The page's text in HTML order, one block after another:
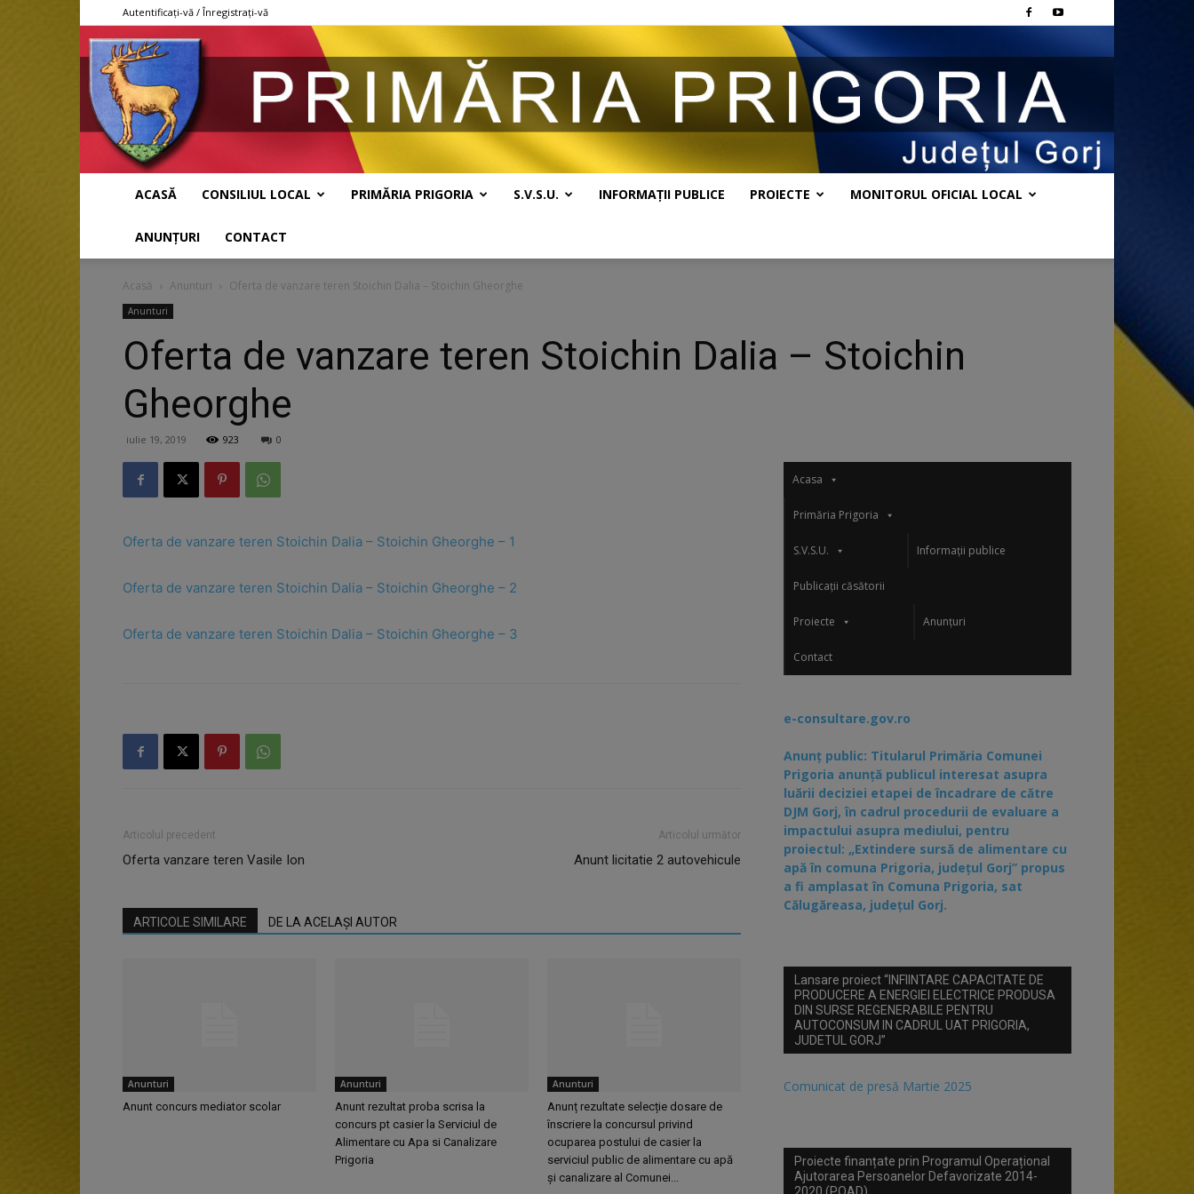
Autentificați-vă / Înregistrați-vă
Prigoria
ACASĂ CONSILIUL LOCAL PRIMĂRIA PRIGORIA S.V.S.U. INFORMAȚII PUBLICE PROIECTE MONITORUL OFICIAL LOCAL
ANUNȚURI CONTACT
Acasă Anunturi Oferta de vanzare teren Stoichin Dalia – Stoichin Gheorghe
Anunturi
Oferta de vanzare teren Stoichin Dalia – Stoichin
Gheorghe
iulie 19, 2019 923 0
Oferta de vanzare teren Stoichin Dalia – Stoichin Gheorghe – 1
Oferta de vanzare teren Stoichin Dalia – Stoichin Gheorghe – 2
Oferta de vanzare teren Stoichin Dalia – Stoichin Gheorghe – 3
Articolul precedent
Oferta vanzare teren Vasile Ion
Articolul următor
Anunt licitatie 2 autovehicule
ARTICOLE SIMILARE DE LA ACELAȘI AUTOR
Anunturi
Anunt concurs mediator scolar
Anunturi
Anunt rezultat proba scrisa la
concurs pt casier la Serviciul de
Alimentare cu Apa si Canalizare
Prigoria
Anunturi
Anunț rezultate selecție dosare de
înscriere la concursul privind
ocuparea postului de casier la
serviciul public de alimentare cu apă
și canalizare al Comunei...
Acasa
Primăria Prigoria
S.V.S.U. Informații publice
Publicații căsătorii
Proiecte Anunțuri
Contact
e-consultare.gov.ro
Anunț public: Titularul Primăria Comunei
Prigoria anunță publicul interesat asupra
luării deciziei etapei de încadrare de către
DJM Gorj, în cadrul procedurii de evaluare a
impactului asupra mediului, pentru
proiectul: „Extindere sursă de alimentare cu
apă în comuna Prigoria, județul Gorj” propus
a fi amplasat în Comuna Prigoria, sat
Călugăreasa, județul Gorj.
Lansare proiect “INFIINTARE CAPACITATE DE
PRODUCERE A ENERGIEI ELECTRICE PRODUSA
DIN SURSE REGENERABILE PENTRU
AUTOCONSUM IN CADRUL UAT PRIGORIA,
JUDETUL GORJ”
Comunicat de presă Martie 2025
Proiecte finanțate prin Programul Operațional
Ajutorarea Persoanelor Defavorizate 2014-